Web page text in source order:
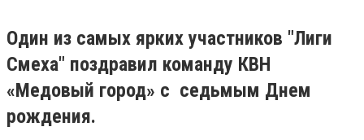
Один из самых ярких участников "Лиги
Смеха" поздравил команду КВН
«Медовый город» с седьмым Днем
рождения.